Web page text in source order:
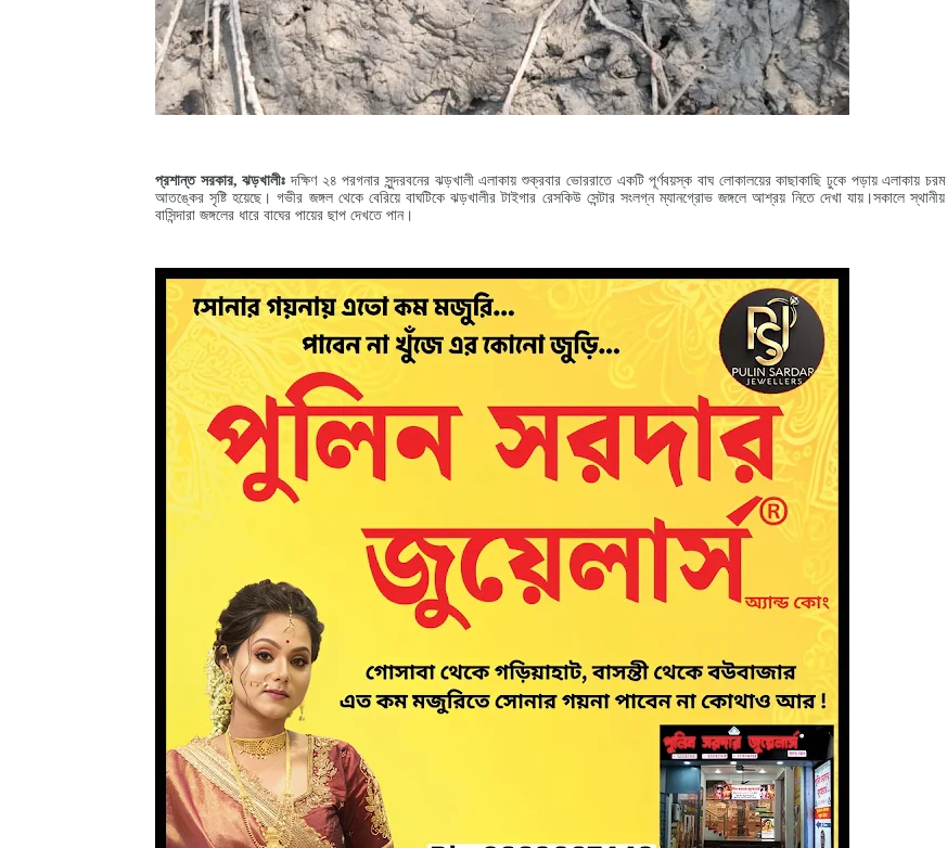
প্রশান্ত সরকার, ঝড়খালীঃ দক্ষিণ ২৪ পরগনার সুন্দরবনের ঝড়খালী এলাকায় শুক্রবার ভোররাতে একটি পূর্ণবয়স্ক বাঘ লোকালয়ের কাছাকাছি ঢুকে পড়ায় এলাকায় চরম
আতঙ্কের সৃষ্টি হয়েছে। গভীর জঙ্গল থেকে বেরিয়ে বাঘটিকে ঝড়খালীর টাইগার রেসকিউ সেন্টার সংলগ্ন ম্যানগ্রোভ জঙ্গলে আশ্রয় নিতে দেখা যায়।সকালে স্থানীয়
বাসিন্দারা জঙ্গলের ধারে বাঘের পায়ের ছাপ দেখতে পান।